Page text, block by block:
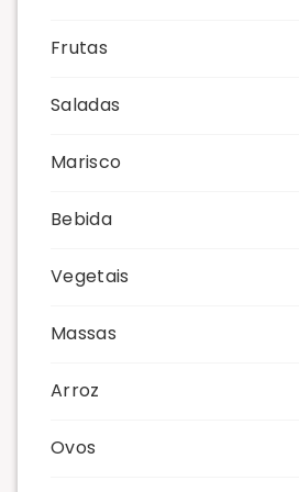
Frutas
Saladas
Marisco
Bebida
Vegetais
Massas
Arroz
Ovos